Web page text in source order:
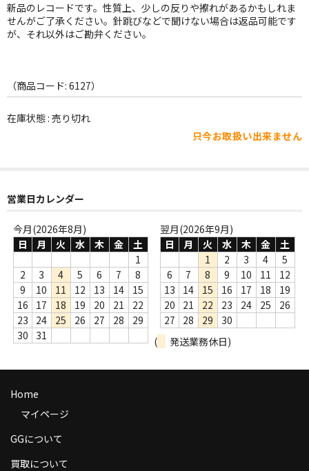
WORLD
Webのみ no.3
売り切れ
Help
送料
商品の発送
返品
新品のレコードです。性質上、少しの反りや擦れがあるかもしれま
せんがご了承ください。針跳びなどで聞けない場合は返品可能です
が、それ以外はご勘弁ください。
（商品コード: 6127）
在庫状態 : 売り切れ
只今お取扱い出来ません
営業日カレンダー
今月(2026年8月)
日
月 火 水 木 金
土
1
2
3 4 5 6 7
8
9
10 11 12 13 14
15
16
17 18 19 20 21
22
23
24 25 26 27 28
29
30
31
翌月(2026年9月)
日
月 火 水 木 金
土
1
2 3 4
5
6
7 8 9 10 11
12
13
14 15 16 17 18
19
20
21 22 23 24 25
26
27
28 29
30
(
発送業務休日)
Home
マイページ
GGについて
買取について